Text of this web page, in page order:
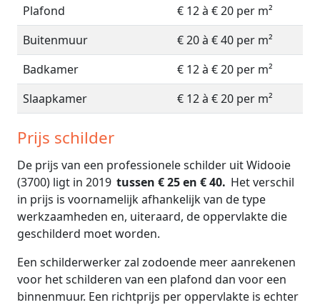
Plafond
€ 12 à € 20 per m²
Buitenmuur
€ 20 à € 40 per m²
Badkamer
€ 12 à € 20 per m²
Slaapkamer
€ 12 à € 20 per m²
Prijs schilder
De prijs van een professionele schilder uit Widooie
(3700) ligt in 2019 tussen € 25 en € 40. Het verschil
in prijs is voornamelijk afhankelijk van de type
werkzaamheden en, uiteraard, de oppervlakte die
geschilderd moet worden.
Een schilderwerker zal zodoende meer aanrekenen
voor het schilderen van een plafond dan voor een
binnenmuur. Een richtprijs per oppervlakte is echter